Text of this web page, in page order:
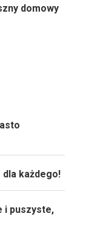
domowy
każdego!
i puszyste,